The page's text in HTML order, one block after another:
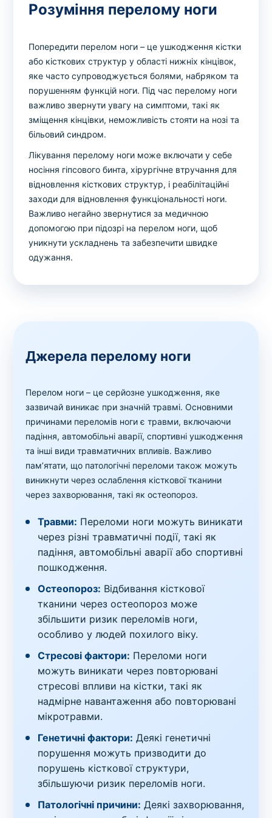
Розуміння перелому ноги
Попередити перелом ноги – це ушкодження кістки
або кісткових структур у області нижніх кінцівок,
яке часто супроводжується болями, набряком та
порушенням функцій ноги. Під час перелому ноги
важливо звернути увагу на симптоми, такі як
зміщення кінцівки, неможливість стояти на нозі та
більовий синдром.
Лікування перелому ноги може включати у себе
носіння гіпсового бинта, хірургічне втручання для
відновлення кісткових структур, і реабілітаційні
заходи для відновлення функціональності ноги.
Важливо негайно звернутися за медичною
допомогою при підозрі на перелом ноги, щоб
уникнути ускладнень та забезпечити швидке
одужання.
Джерела перелому ноги
Перелом ноги – це серйозне ушкодження, яке
зазвичай виникає при значній травмі. Основними
причинами переломів ноги є травми, включаючи
падіння, автомобільні аварії, спортивні ушкодження
та інші види травматичних впливів. Важливо
пам’ятати, що патологічні переломи також можуть
виникнути через ослаблення кісткової тканини
через захворювання, такі як остеопороз.
Травми: Переломи ноги можуть виникати
через різні травматичні події, такі як
падіння, автомобільні аварії або спортивні
пошкодження.
Остеопороз: Відбивання кісткової
тканини через остеопороз може
збільшити ризик переломів ноги,
особливо у людей похилого віку.
Стресові фактори: Переломи ноги
можуть виникати через повторювані
стресові впливи на кістки, такі як
надмірне навантаження або повторювані
мікротравми.
Генетичні фактори: Деякі генетичні
порушення можуть призводити до
порушень кісткової структури,
збільшуючи ризик переломів ноги.
Патологічні причини: Деякі захворювання,